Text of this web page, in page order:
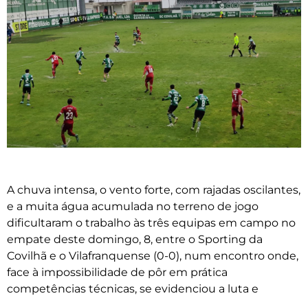
A chuva intensa, o vento forte, com rajadas oscilantes,
e a muita água acumulada no terreno de jogo
dificultaram o trabalho às três equipas em campo no
empate deste domingo, 8, entre o Sporting da
Covilhã e o Vilafranquense (0-0), num encontro onde,
face à impossibilidade de pôr em prática
competências técnicas, se evidenciou a luta e